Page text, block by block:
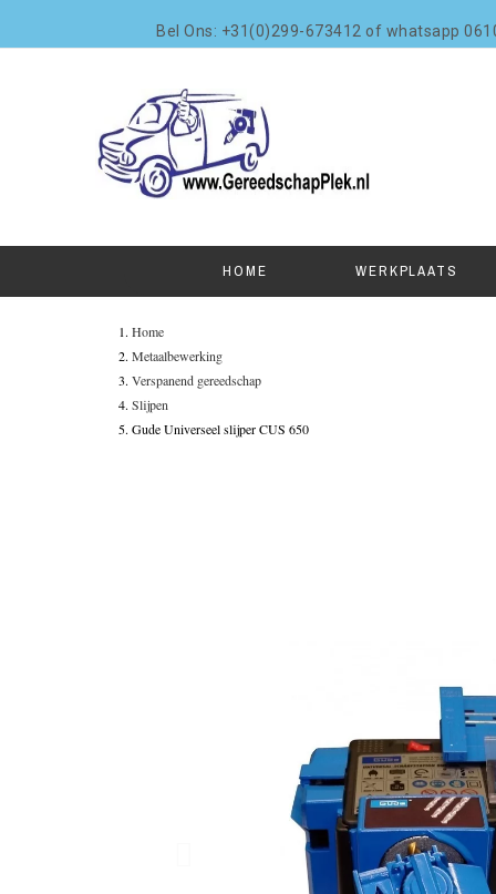
Bel Ons: +31(0)299-673412 of whatsapp
HOME WERKPLAATS
Home
Metaalbewerking
Verspanend gereedschap
Slijpen
Gude Universeel slijper CUS 650